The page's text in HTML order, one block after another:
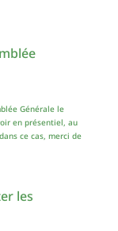
Générale le
en présentiel, au
ce cas, merci de
les